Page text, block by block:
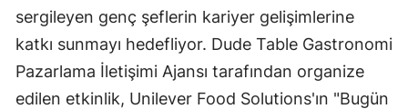
sergileyen genç şeflerin kariyer gelişimlerine
katkı sunmayı hedefliyor. Dude Table Gastronomi
Pazarlama İletişimi Ajansı tarafından organize
edilen etkinlik, Unilever Food Solutions'ın "Bugün